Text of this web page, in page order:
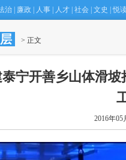
治 廉政 人事 人才 社会 文史 悦
> 正文
林匹克竞赛在港结束 湖北学生夺全场
宁开善乡山体滑
2016年05